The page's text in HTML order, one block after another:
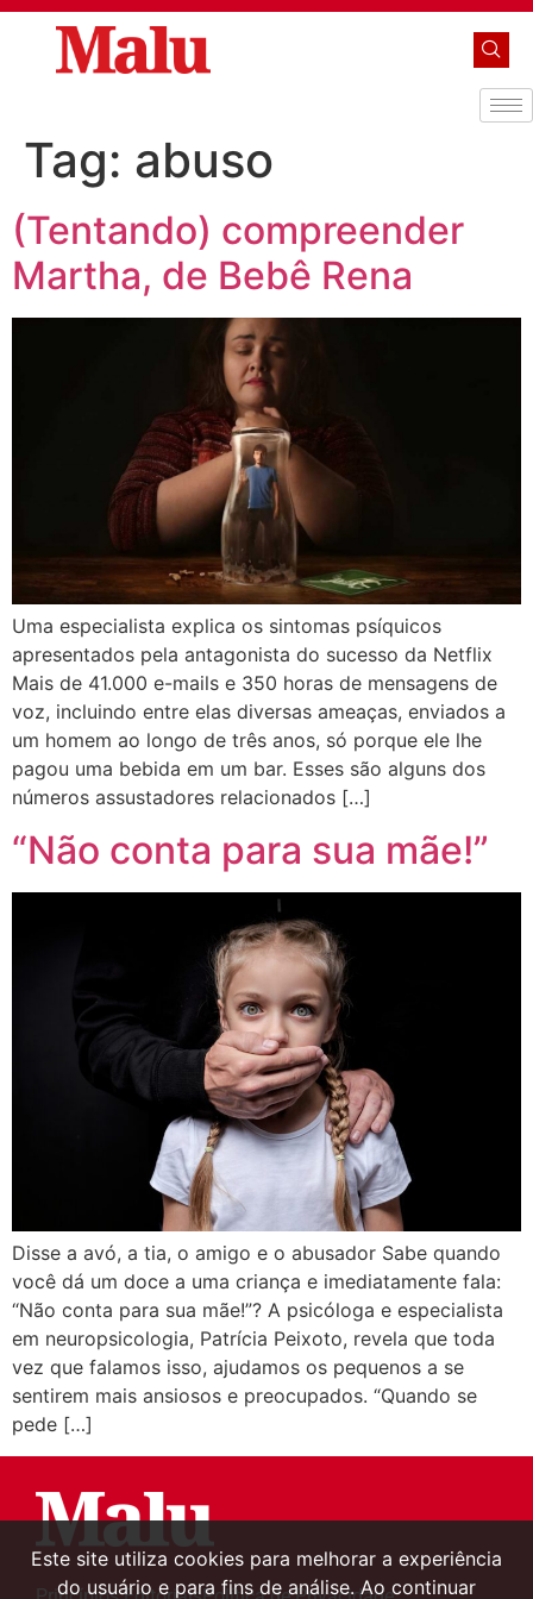
Tag: abuso
(Tentando) compreender
Martha, de Bebê Rena
Uma especialista explica os sintomas psíquicos
apresentados pela antagonista do sucesso da Netflix
Mais de 41.000 e-mails e 350 horas de mensagens de
voz, incluindo entre elas diversas ameaças, enviados a
um homem ao longo de três anos, só porque ele lhe
pagou uma bebida em um bar. Esses são alguns dos
números assustadores relacionados […]
“Não conta para sua mãe!”
Disse a avó, a tia, o amigo e o abusador Sabe quando
você dá um doce a uma criança e imediatamente fala:
“Não conta para sua mãe!”? A psicóloga e especialista
em neuropsicologia, Patrícia Peixoto, revela que toda
vez que falamos isso, ajudamos os pequenos a se
sentirem mais ansiosos e preocupados. “Quando se
pede […]
Este site utiliza cookies para melhorar a experiência
do usuário e para fins de análise. Ao continuar